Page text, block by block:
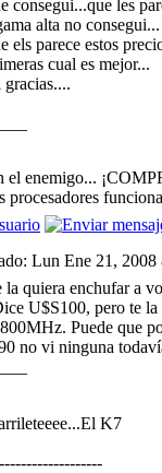
consegui...que les
alta no consegui...
els parece estos
cual es mejor...
el enemigo...
procesadores
Lun Ene 21, 2008
la quiera enchufar a
U$S100, pero te
Puede que
no vi ninguna
K7